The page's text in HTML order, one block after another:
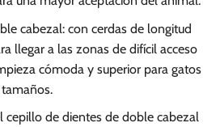
cabezal: con cerdas de longitud
llegar a las zonas de difícil acceso
cómoda y superior para gatos
cepillo de dientes de doble cabezal